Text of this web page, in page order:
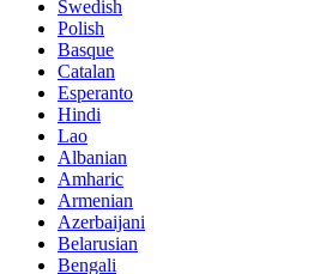
Swedish
Polish
Basque
Catalan
Esperanto
Hindi
Lao
Albanian
Amharic
Armenian
Azerbaijani
Belarusian
Bengali